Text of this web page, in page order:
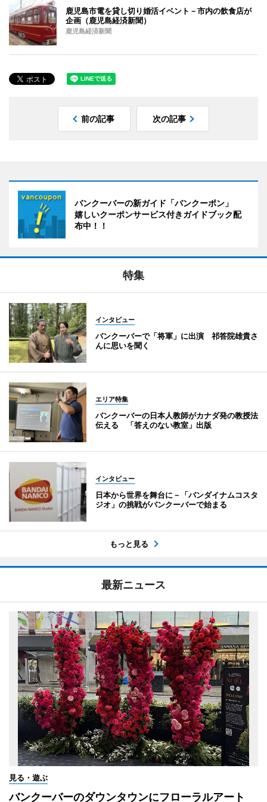
鹿児島市電を貸し切り婚活イベント－市内の飲食店が
企画（鹿児島経済新聞）
鹿児島経済新聞
前の記事 次の記事
バンクーバーの新ガイド「バンクーポン」
嬉しいクーポンサービス付きガイドブック配
布中！！
特集
インタビュー
バンクーバーで「将軍」に出演 祁答院雄貴さ
んに思いを聞く
エリア特集
バンクーバーの日本人教師がカナダ発の教授法
伝える 「答えのない教室」出版
インタビュー
日本から世界を舞台に－「バンダイナムコスタ
ジオ」の挑戦がバンクーバーで始まる
もっと見る
最新ニュース
見る・遊ぶ
バンクーバーのダウンタウンにフローラルアート